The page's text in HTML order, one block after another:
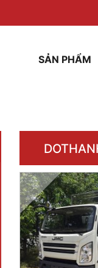
SẢN PHẨM